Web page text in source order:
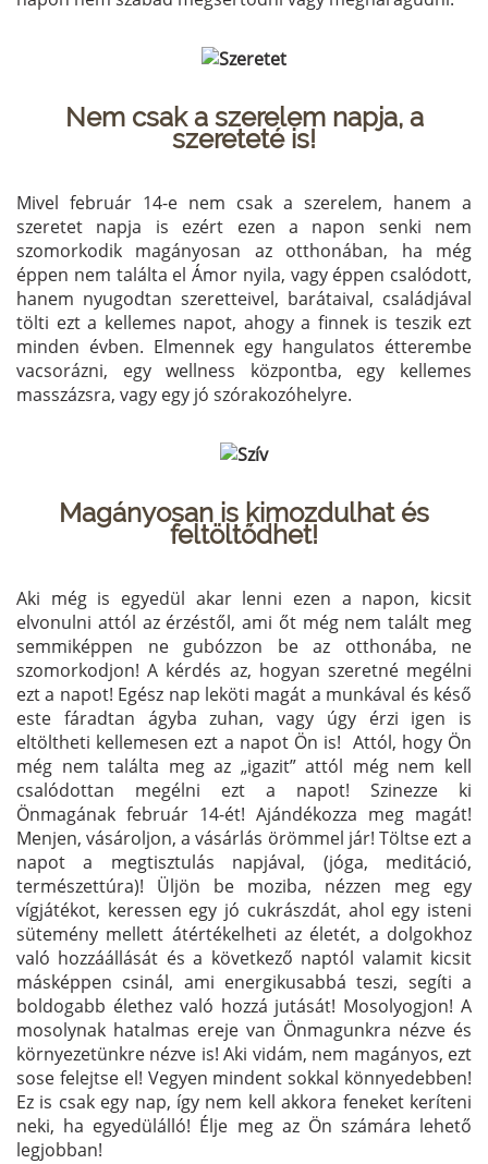
Nem csak a szerelem napja, a
szereteté is!
Mivel február 14-e nem csak a szerelem, hanem a
szeretet napja is ezért ezen a napon senki nem
szomorkodik magányosan az otthonában, ha még
éppen nem találta el Ámor nyila, vagy éppen csalódott,
hanem nyugodtan szeretteivel, barátaival, családjával
tölti ezt a kellemes napot, ahogy a finnek is teszik ezt
minden évben. Elmennek egy hangulatos étterembe
vacsorázni, egy wellness központba, egy kellemes
masszázsra, vagy egy jó szórakozóhelyre.
Magányosan is kimozdulhat és
feltöltődhet!
Aki még is egyedül akar lenni ezen a napon, kicsit
elvonulni attól az érzéstől, ami őt még nem talált meg
semmiképpen ne gubózzon be az otthonába, ne
szomorkodjon! A kérdés az, hogyan szeretné megélni
ezt a napot! Egész nap leköti magát a munkával és késő
este fáradtan ágyba zuhan, vagy úgy érzi igen is
eltöltheti kellemesen ezt a napot Ön is! Attól, hogy Ön
még nem találta meg az „igazit” attól még nem kell
csalódottan megélni ezt a napot! Szinezze ki
Önmagának február 14-ét! Ajándékozza meg magát!
Menjen, vásároljon, a vásárlás örömmel jár! Töltse ezt a
napot a megtisztulás napjával, (jóga, meditáció,
természettúra)! Üljön be moziba, nézzen meg egy
vígjátékot, keressen egy jó cukrászdát, ahol egy isteni
sütemény mellett átértékelheti az életét, a dolgokhoz
való hozzáállását és a következő naptól valamit kicsit
másképpen csinál, ami energikusabbá teszi, segíti a
boldogabb élethez való hozzá jutását! Mosolyogjon! A
mosolynak hatalmas ereje van Önmagunkra nézve és
környezetünkre nézve is! Aki vidám, nem magányos, ezt
sose felejtse el! Vegyen mindent sokkal könnyedebben!
Ez is csak egy nap, így nem kell akkora feneket keríteni
neki, ha egyedülálló! Élje meg az Ön számára lehető
legjobban!